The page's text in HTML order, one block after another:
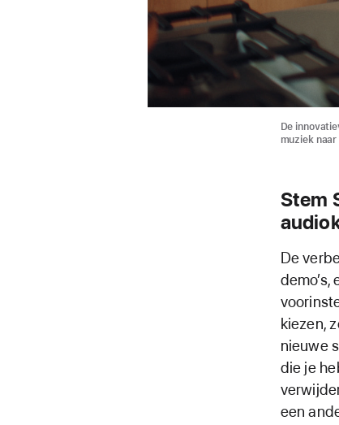
De
muziek
Stem
De
kiezen,
nieuwe
die je
een